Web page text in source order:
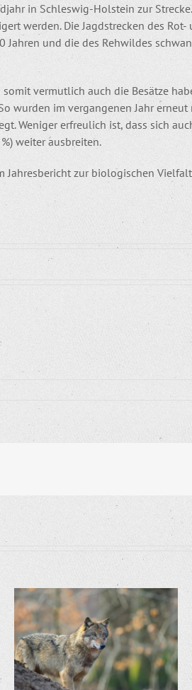
in Schleswig-Holstein zur
werden. Die Jagdstrecken des
und die des Rehwildes
vermutlich auch die Besätze
wurden im vergangenen Jahr erneut
Weniger erfreulich ist, dass sich
weiter ausbreiten.
Jahresbericht zur biologischen